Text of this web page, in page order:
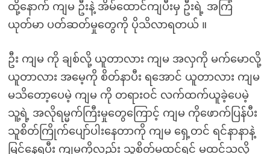
ထို့နောက် ကျမ ဦးနဲ့ အိမ်ထောင်ကျပီးမှ ဦးရဲ့ အကြံ
ယုတ်မာ ပတ်ဆတ်မှုတွေကို ပိုသိလာရတယ် ။
ဦး ကျမ ကို ချစ်လို့ ယူတာလား ကျမ အလှကို မက်မောလို့
ယူတာလား အမေ့ကို စိတ်နာပီး ရအောင် ယူတာလား ကျမ
မသိတော့ပေမဲ့ ကျမ ကို တရားဝင် လက်ထက်ယူခဲ့ပေမဲ့
သူ့ရဲ့ အလိုရမ္မက်ကြီးမှုတွေကြောင့် ကျမ ကိုဖောက်ပြန်ပီး
သူစိတ်ကြိုက်ပျော်ပါးနေတာကို ကျမ ရှေ့တင် ရင်နာနာနဲ့
မြင်နေရပီး ကျမကိုလည်း သူ့စိတ်မထင်ရင် မထင်သလို